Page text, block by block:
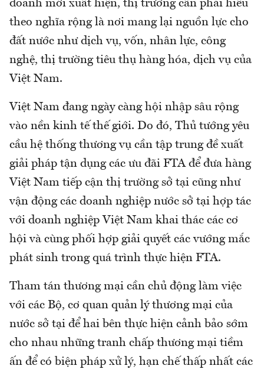
doanh mới xuất hiện, thị trường cần phải hiểu
theo nghĩa rộng là nơi mang lại nguồn lực cho
đất nước như dịch vụ, vốn, nhân lực, công
nghệ, thị trường tiêu thụ hàng hóa, dịch vụ của
Việt Nam.
Việt Nam đang ngày càng hội nhập sâu rộng
vào nền kinh tế thế giới. Do đó, Thủ tướng yêu
cầu hệ thống thương vụ cần tập trung đề xuất
giải pháp tận dụng các ưu đãi FTA để đưa hàng
Việt Nam tiếp cận thị trường sở tại cũng như
vận động các doanh nghiệp nước sở tại hợp tác
với doanh nghiệp Việt Nam khai thác các cơ
hội và cùng phối hợp giải quyết các vướng mắc
phát sinh trong quá trình thực hiện FTA.
Tham tán thương mại cần chủ động làm việc
với các Bộ, cơ quan quản lý thương mại của
nước sở tại để hai bên thực hiện cảnh bảo sớm
cho nhau những tranh chấp thương mại tiềm
ấn để có biện pháp xử lý, hạn chế thấp nhất các